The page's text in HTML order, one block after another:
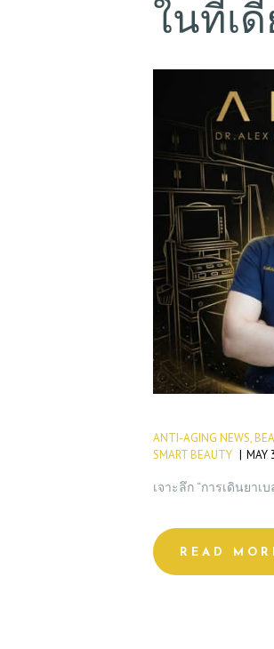
ในที่เ
ANTI-AGING NEWS,
SMART BEAUTY
MAY
เจาะลึก “การเดินยาเ
READ